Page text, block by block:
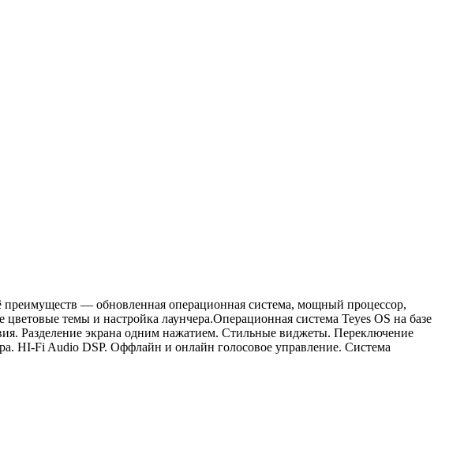
— обновленная операционная система, мощный процессор,
темы и настройка лаунчера.Операционная система Teyes OS на базе
Разделение экрана одним нажатием. Стильные виджеты. Переключение
HI-Fi Audio DSP. Оффлайн и онлайн голосовое управление. Система